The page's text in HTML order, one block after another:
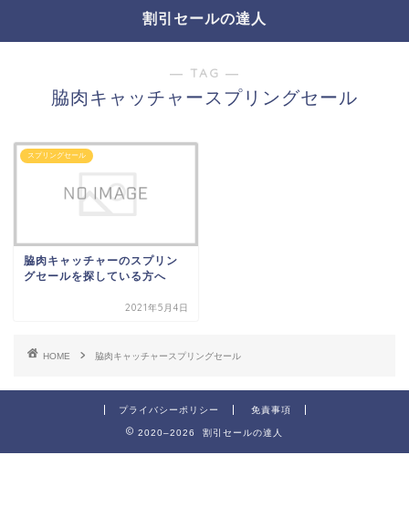
割引セールの達人
― TAG ―
脇肉キャッチャースプリングセール
スプリングセール
脇肉キャッチャーのスプリン
グセールを探している方へ
2021年5月4日
HOME 脇肉キャッチャースプリングセール
プライバシーポリシー 免責事項
2020–2026 割引セールの達人